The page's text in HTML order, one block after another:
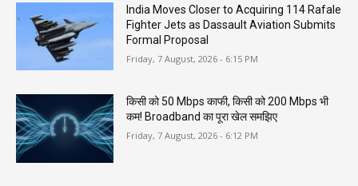
India Moves Closer to Acquiring 114 Rafale
Fighter Jets as Dassault Aviation Submits
Formal Proposal
Friday, 7 August, 2026 - 6:15 PM
किसी को 50 Mbps काफी, किसी को 200 Mbps भी
कम! Broadband का पूरा खेल समझिए
Friday, 7 August, 2026 - 6:12 PM